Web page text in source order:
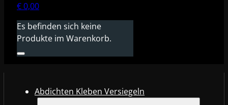
€0,00
Es befinden sich keine
Produkte im Warenkorb.
Abdichten Kleben Versiegeln